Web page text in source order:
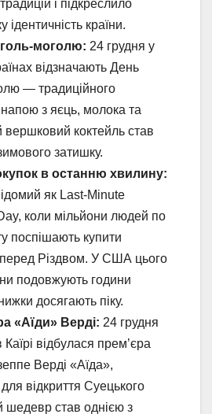
і підкреслило
ідентичність країни.
моголю: 24 грудня у
відзначають День
— традиційного
напою з яєць, молока та
вершковий коктейль став
затишку.
в останню хвилину:
як Last-Minute
коли мільйони людей по
поспішають купити
Різдвом. У США цього
подовжують години
досягають піку.
«Аїди» Верді: 24 грудня
відбулася прем’єра
Верді «Аїда»,
відкриття Суецького
шедевр став однією з